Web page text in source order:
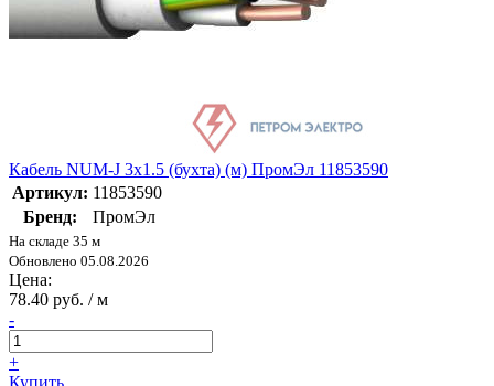
Кабель NUM-J 3х1.5 (бухта) (м) ПромЭл 11853590
Артикул: 11853590
Бренд:
ПромЭл
На складе 35 м
Обновлено 05.08.2026
Цена:
78.40 руб. / м
-
+